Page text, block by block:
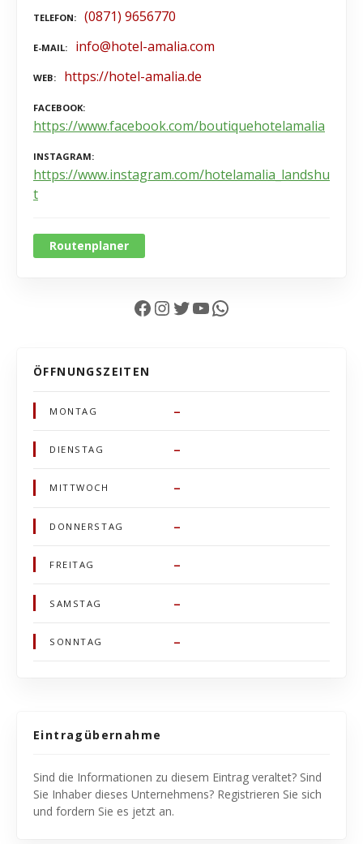
TELEFON (0871) 9656770
E-MAIL info@hotel-amalia.com
WEB https://hotel-amalia.de
FACEBOOK
https://www.facebook.com/boutiquehotelamalia
INSTAGRAM
https://www.instagram.com/hotelamalia_landshu
t
Routenplaner
Facebook InstagramTwitter YouTube WhatsApp
ÖFFNUNGSZEITEN
MONTAG –
DIENSTAG –
MITTWOCH –
DONNERSTAG –
FREITAG –
SAMSTAG –
SONNTAG –
Eintragübernahme
Sind die Informationen zu diesem Eintrag veraltet? Sind
Sie Inhaber dieses Unternehmens? Registrieren Sie sich
und fordern Sie es jetzt an.